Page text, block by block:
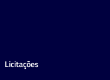
Licitações